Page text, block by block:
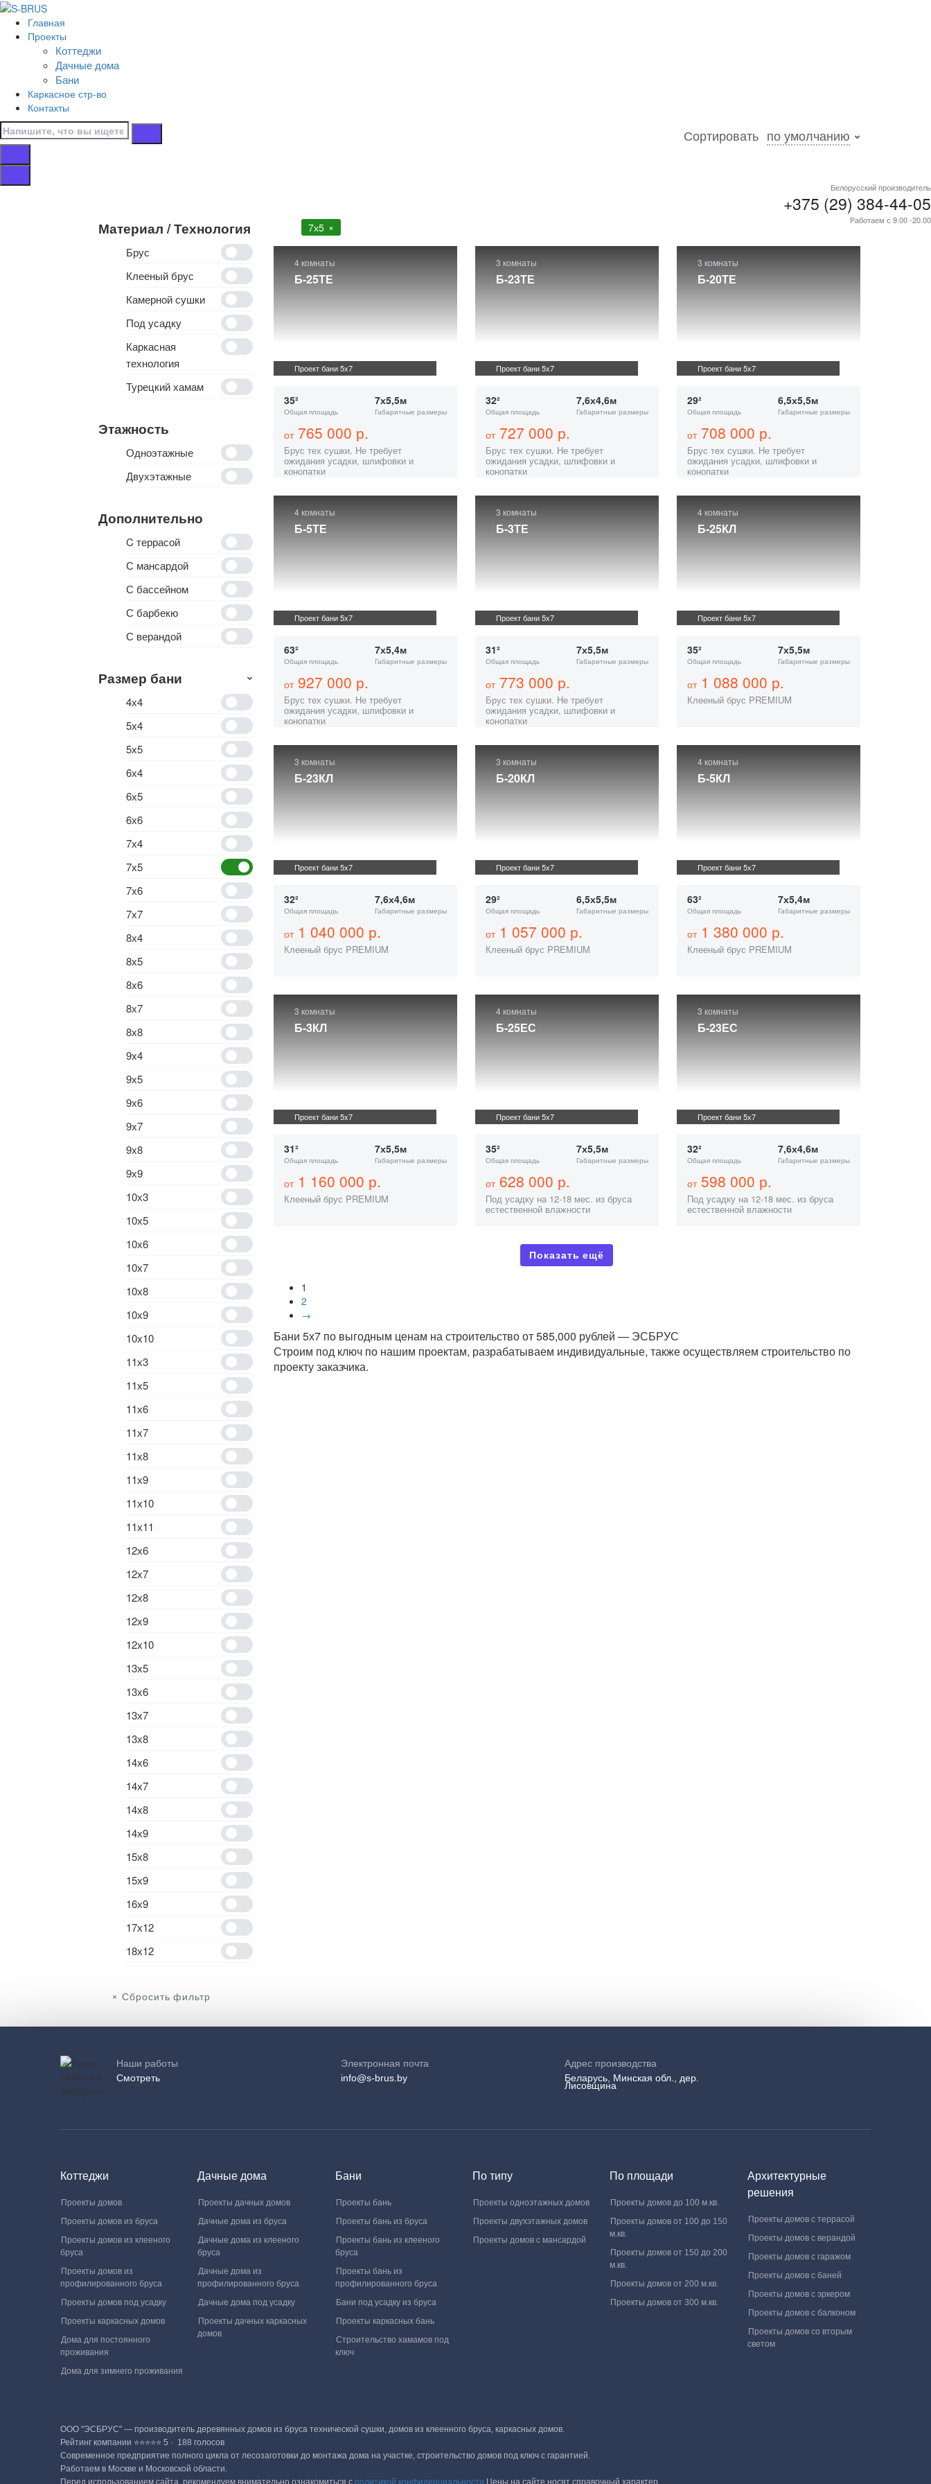
Перейти к контенту
Главная
Проекты
Коттеджи
Дачные дома
Бани
Каркасное стр-во
Контакты
Белорусский производитель
+375 (29) 384-44-05
Работаем с 9.00 -20.00
Бани
/
5х7
Сортировать по умолчанию
Бани 5х7
Материал / Технология
Брус
Клееный брус
Камерной сушки
Под усадку
Каркасная
технология
Турецкий хамам
Этажность
Одноэтажные
Двухэтажные
Дополнительно
C террасой
С мансардой
С бассейном
С барбекю
С верандой
Размер бани
4х4
5х4
5х5
6х4
6х5
6х6
7х4
7х5
7х6
7х7
8х4
8х5
8х6
8х7
8х8
9х4
9х5
9х6
9х7
9х8
9х9
10х3
10х5
10х6
10х7
10х8
10х9
10х10
11х3
11х5
11х6
11х7
11х8
11х9
11х10
11х11
12х6
12х7
12х8
12x9
12х10
13х5
13х6
13х7
13х8
14х6
14х7
14х8
14х9
15х8
15х9
16х9
17х12
18х12
Сбросить фильтр
7х5
4 комнаты
Б-25ТЕ
Проект бани 5х7
35²
Общая площадь
7х5,5м
Габаритные размеры
от765 000 р.
Брус тех сушки. Не требует
ожидания усадки, шлифовки и
конопатки
3 комнаты
Б-23ТЕ
Проект бани 5х7
32²
Общая площадь
7,6х4,6м
Габаритные размеры
от727 000 р.
Брус тех сушки. Не требует
ожидания усадки, шлифовки и
конопатки
3 комнаты
Б-20ТЕ
Проект бани 5х7
29²
Общая площадь
6,5х5,5м
Габаритные размеры
от708 000 р.
Брус тех сушки. Не требует
ожидания усадки, шлифовки и
конопатки
4 комнаты
Б-5ТЕ
Проект бани 5х7
63²
Общая площадь
7х5,4м
Габаритные размеры
от927 000 р.
Брус тех сушки. Не требует
ожидания усадки, шлифовки и
конопатки
3 комнаты
Б-3ТЕ
Проект бани 5х7
31²
Общая площадь
7х5,5м
Габаритные размеры
от773 000 р.
Брус тех сушки. Не требует
ожидания усадки, шлифовки и
конопатки
4 комнаты
Б-25КЛ
Проект бани 5х7
35²
Общая площадь
7х5,5м
Габаритные размеры
от1 088 000 р.
Клееный брус PREMIUM
3 комнаты
Б-23КЛ
Проект бани 5х7
32²
Общая площадь
7,6х4,6м
Габаритные размеры
от1 040 000 р.
Клееный брус PREMIUM
3 комнаты
Б-20КЛ
Проект бани 5х7
29²
Общая площадь
6,5х5,5м
Габаритные размеры
от1 057 000 р.
Клееный брус PREMIUM
4 комнаты
Б-5КЛ
Проект бани 5х7
63²
Общая площадь
7х5,4м
Габаритные размеры
от1 380 000 р.
Клееный брус PREMIUM
3 комнаты
Б-3КЛ
Проект бани 5х7
31²
Общая площадь
7х5,5м
Габаритные размеры
от1 160 000 р.
Клееный брус PREMIUM
4 комнаты
Б-25ЕС
Проект бани 5х7
35²
Общая площадь
7х5,5м
Габаритные размеры
от628 000 р.
Под усадку на 12-18 мес. из бруса
естественной влажности
3 комнаты
Б-23ЕС
Проект бани 5х7
32²
Общая площадь
7,6х4,6м
Габаритные размеры
от598 000 р.
Под усадку на 12-18 мес. из бруса
естественной влажности
Показать ещё
1
2
→
Бани 5х7 по выгодным ценам на строительство от 585,000 рублей — ЭСБРУС
Строим под ключ по нашим проектам, разрабатываем индивидуальные, также осуществляем строительство по
проекту заказчика.
Наши работы
Смотреть
Электронная почта
info@s-brus.by
Адрес производства
Беларусь, Минская обл., дер.
Лисовщина
Коттеджи
Проекты домов
Проекты домов из бруса
Проекты домов из клееного
бруса
Проекты домов из
профилированного бруса
Проекты домов под усадку
Проекты каркасных домов
Дома для постоянного
проживания
Дома для зимнего проживания
Дачные дома
Проекты дачных домов
Дачные дома из бруса
Дачные дома из клееного
бруса
Дачные дома из
профилированного бруса
Дачные дома под усадку
Проекты дачных каркасных
домов
Бани
Проекты бань
Проекты бань из бруса
Проекты бань из клееного
бруса
Проекты бань из
профилированного бруса
Бани под усадку из бруса
Проекты каркасных бань
Строительство хамамов под
ключ
По типу
Проекты одноэтажных домов
Проекты двухэтажных домов
Проекты домов с мансардой
По площади
Проекты домов до 100 м.кв.
Проекты домов от 100 до 150
м.кв.
Проекты домов от 150 до 200
м.кв.
Проекты домов от 200 м.кв.
Проекты домов от 300 м.кв.
Архитектурные
решения
Проекты домов с террасой
Проекты домов с верандой
Проекты домов с гаражом
Проекты домов с баней
Проекты домов с эркером
Проекты домов с балконом
Проекты домов со вторым
светом
ООО "ЭСБРУС" — производитель деревянных домов из бруса технической сушки, домов из клеенного бруса, каркасных домов.
Рейтинг компании ⭐⭐⭐⭐⭐ 5 · ‎ 188 голосов
Современное предприятие полного цикла от лесозаготовки до монтажа дома на участке, строительство домов под ключ с гарантией.
Работаем в Москве и Московской области.
Перед использованием сайта, рекомендуем внимательно ознакомиться с политикой конфиденциальности Цены на сайте носят справочный характер.